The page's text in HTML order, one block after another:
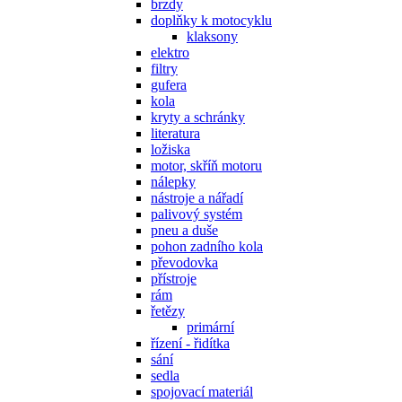
brzdy
doplňky k motocyklu
klaksony
elektro
filtry
gufera
kola
kryty a schránky
literatura
ložiska
motor, skříň motoru
nálepky
nástroje a nářadí
palivový systém
pneu a duše
pohon zadního kola
převodovka
přístroje
rám
řetězy
primární
řízení - řidítka
sání
sedla
spojovací materiál